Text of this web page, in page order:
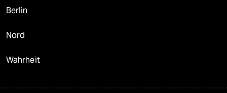
Berlin
Nord
Wahrheit